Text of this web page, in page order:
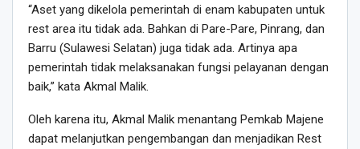
“Aset yang dikelola pemerintah di enam kabupaten untuk
rest area itu tidak ada. Bahkan di Pare-Pare, Pinrang, dan
Barru (Sulawesi Selatan) juga tidak ada. Artinya apa
pemerintah tidak melaksanakan fungsi pelayanan dengan
baik,” kata Akmal Malik.
Oleh karena itu, Akmal Malik menantang Pemkab Majene
dapat melanjutkan pengembangan dan menjadikan Rest